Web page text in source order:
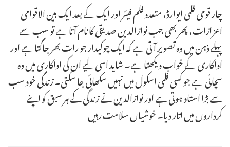
چار قومی فلمی ایوارڈ، متعدد فلم فیئر اور ایک کے بعد ایک بین الاقوامی
اعزازات، پھر بھی جب نوازالدین صدیقی کا نام آتا ہے تو سب سے
پہلے ذہن میں وہ تصویر آتی ہے کہ ایک چوکیدار جو رات بھر جاگتا ہے اور
اداکاری کے خواب دیکھتا ہے۔ شاید اسی لیے ان کی اداکاری میں وہ
سچائی ہے جو کسی فلمی اسکول میں نہیں سکھائی جا سکتی۔ زندگی خود سب
سے بڑا استاد ہوتی ہے اور نوازالدین نے زندگی کے ہر سبق کو اپنے
کرداروں میں اتار دیا۔ خوشیاں سلامت رہیں